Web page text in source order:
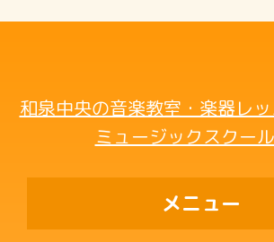
和泉中央の音楽教室・楽器レ
ミュージックスクー
メニュー